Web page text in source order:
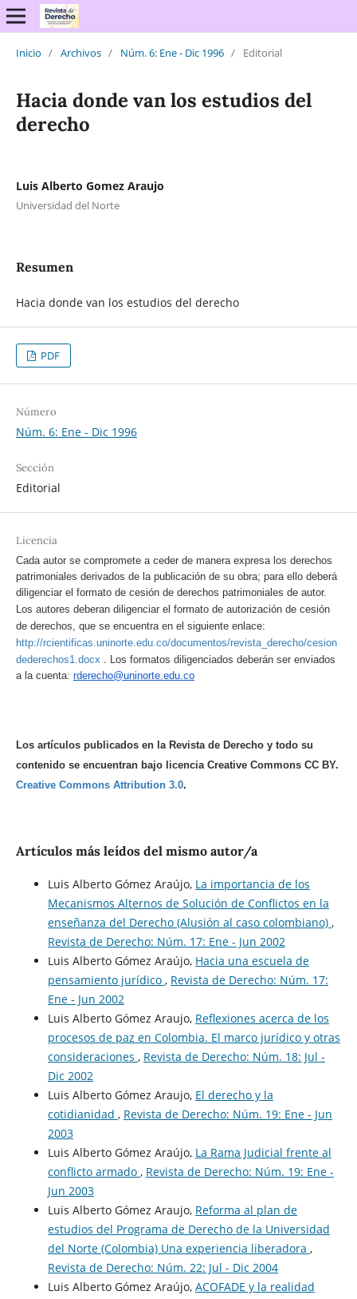
Inicio / Archivos / Núm. 6: Ene - Dic 1996 / Editorial
Hacia donde van los estudios del
derecho
Luis Alberto Gomez Araujo
Universidad del Norte
Resumen
Hacia donde van los estudios del derecho
PDF
Número
Núm. 6: Ene - Dic 1996
Sección
Editorial
Licencia
Cada autor se compromete a ceder de manera expresa los derechos
patrimoniales derivados de la publicación de su obra; para ello deberá
diligenciar el formato de cesión de derechos patrimoniales de autor.
Los autores deberan diligenciar el formato de autorización de cesión
de derechos, que se encuentra en el siguiente enlace:
http://rcientificas.uninorte.edu.co/documentos/revista_derecho/cesion
dederechos1.docx . Los formatos diligenciados deberán ser enviados
a la cuenta: rderecho@uninorte.edu.co
Los artículos publicados en la Revista de Derecho y todo su
contenido se encuentran bajo licencia Creative Commons CC BY.
Creative Commons Attribution 3.0.
Artículos más leídos del mismo autor/a
Luis Alberto Gómez Araújo, La importancia de los
Mecanismos Alternos de Solución de Conflictos en la
enseñanza del Derecho (Alusión al caso colombiano) ,
Revista de Derecho: Núm. 17: Ene - Jun 2002
Luis Alberto Gómez Araújo, Hacia una escuela de
pensamiento jurídico , Revista de Derecho: Núm. 17:
Ene - Jun 2002
Luis Alberto Gómez Araujo, Reflexiones acerca de los
procesos de paz en Colombia. El marco jurídico y otras
consideraciones , Revista de Derecho: Núm. 18: Jul -
Dic 2002
Luis Alberto Gómez Araujo, El derecho y la
cotidianidad , Revista de Derecho: Núm. 19: Ene - Jun
2003
Luis Alberto Gómez Araújo, La Rama Judicial frente al
conflicto armado , Revista de Derecho: Núm. 19: Ene -
Jun 2003
Luis Alberto Gómez Araujo, Reforma al plan de
estudios del Programa de Derecho de la Universidad
del Norte (Colombia) Una experiencia liberadora ,
Revista de Derecho: Núm. 22: Jul - Dic 2004
Luis Alberto Gómez Araújo, ACOFADE y la realidad